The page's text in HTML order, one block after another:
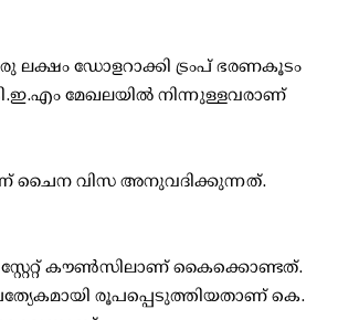
ലക്ഷം ഡോളറാക്കി ട്രംപ് ഭരണകൂടം
മേഖലയില്‍ നിന്നുള്ളവരാണ്
ചൈന വിസ അനുവദിക്കുന്നത്.
കൗണ്‍സിലാണ് കൈക്കൊണ്ടത്.
രൂപപ്പെടുത്തിയതാണ് കെ.